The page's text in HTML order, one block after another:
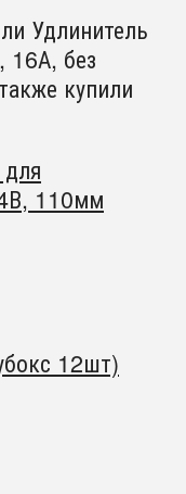
Удлинитель
16А, без
купили
110мм
12шт)